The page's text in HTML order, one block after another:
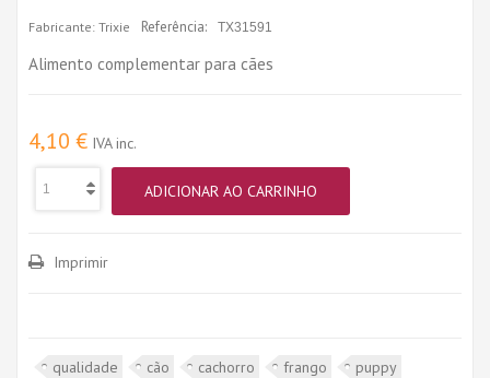
Fabricante: Trixie Referência: TX31591
Alimento complementar para cães
4,10 € IVA inc.
ADICIONAR AO CARRINHO
Imprimir
qualidade cão cachorro frango
puppy